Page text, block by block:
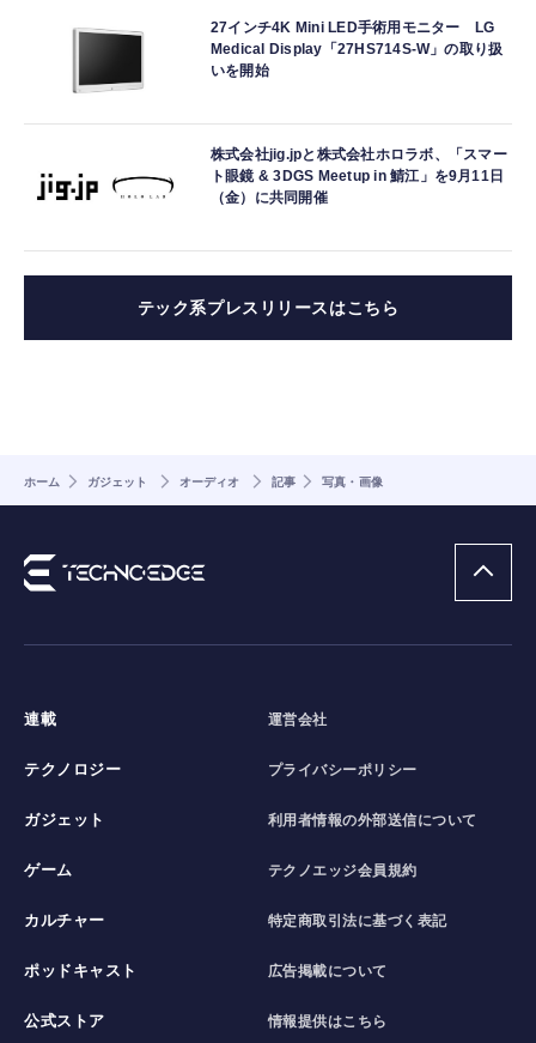
27インチ4K Mini LED手術用モニター LG
Medical Display「27HS714S-W」の取り扱
いを開始
株式会社jig.jpと株式会社ホロラボ、「スマー
ト眼鏡 & 3DGS Meetup in 鯖江」を9月11日
（金）に共同開催
テック系プレスリリースはこちら
ホーム ガジェット オーディオ 記事 写真・画像
連載
テクノロジー
ガジェット
ゲーム
カルチャー
ポッドキャスト
公式ストア
運営会社
プライバシーポリシー
利用者情報の外部送信について
テクノエッジ会員規約
特定商取引法に基づく表記
広告掲載について
情報提供はこちら